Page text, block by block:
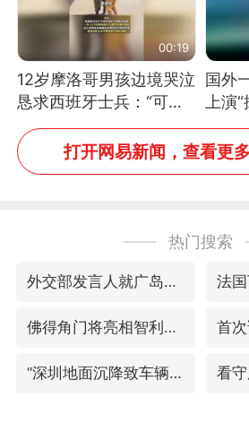
00:19
12岁摩洛哥男孩边境哭泣
恳求西班牙士兵：“可不
可以不要把我遣返回国”
国外
上演
铁棒
打开网易新闻，查看更
热门搜索
外交部发言人就广岛核爆81周年等答记者问
佛得角门将亮相智利俱乐部主场 首
“深圳地面沉降致车辆损坏”不实